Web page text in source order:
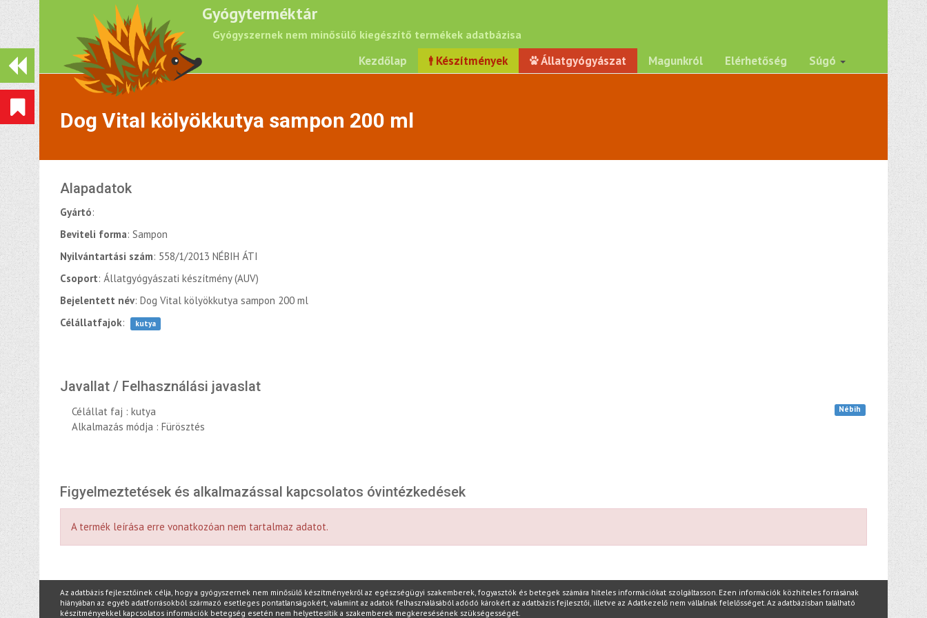
Gyógyterméktár
Gyógyszernek nem minősülő kiegészítő termékek adatbázisa
Kezdőlap Készítmények Állatgyógyászat Magunkról Elérhetőség Súgó
Dog Vital kölyökkutya sampon 200 ml
Alapadatok
Gyártó:
Beviteli forma: Sampon
Nyilvántartási szám: 558/1/2013 NÉBIH ÁTI
Csoport: Állatgyógyászati készítmény (AUV)
Bejelentett név: Dog Vital kölyökkutya sampon 200 ml
Célállatfajok: kutya
Javallat / Felhasználási javaslat
Célállat faj : kutya
Alkalmazás módja : Fürösztés
Nébih
Figyelmeztetések és alkalmazással kapcsolatos óvintézkedések
A termék leírása erre vonatkozóan nem tartalmaz adatot.
Az adatbázis fejlesztőinek célja, hogy a gyógyszernek nem minősülő készítményekről az egészségügyi szakemberek, fogyasztók és betegek számára hiteles információkat szolgáltasson. Ezen információk közhiteles forrásának
hiányában az egyéb adatforrásokból származó esetleges pontatlanságokért, valamint az adatok felhasználásából adódó károkért az adatbázis fejlesztői, illetve az Adatkezelő nem vállalnak felelősséget. Az adatbázisban található
készítményekkel kapcsolatos információk betegség esetén nem helyettesítik a szakemberek megkeresésének szükségességét.